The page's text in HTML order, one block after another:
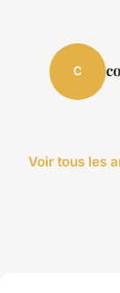
C
Voir tous les